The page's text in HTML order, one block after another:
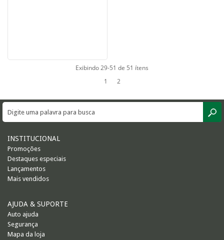
Exibindo 29-51 de 51 ítens
1
2
INSTITUCIONAL
Promoções
Destaques especiais
Lançamentos
Mais vendidos
AJUDA & SUPORTE
Auto ajuda
Segurança
Mapa da loja